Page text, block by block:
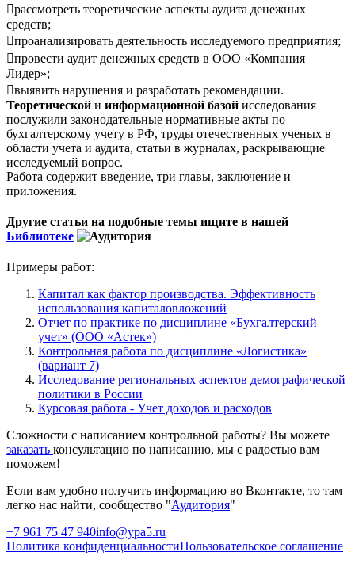
рассмотреть теоретические аспекты аудита денежных
средств;
проанализировать деятельность исследуемого предприятия;
провести аудит денежных средств в ООО «Компания
Лидер»;
выявить нарушения и разработать рекомендации.
Теоретической и информационной базой исследования
послужили законодательные нормативные акты по
бухгалтерскому учету в РФ, труды отечественных ученых в
области учета и аудита, статьи в журналах, раскрывающие
исследуемый вопрос.
Работа содержит введение, три главы, заключение и
приложения.
Другие статьи на подобные темы ищите в нашей
Библиотеке
Примеры работ:
Капитал как фактор производства. Эффективность
использования капиталовложений
Отчет по практике по дисциплине «Бухгалтерский
учет» (ООО «Астек»)
Контрольная работа по дисциплине «Логистика»
(вариант 7)
Исследование региональных аспектов демографической
политики в России
Курсовая работа - Учет доходов и расходов
Сложности с написанием контрольной работы? Вы можете
заказать консультацию по написанию, мы с радостью вам
поможем!
Если вам удобно получить информацию во Вконтакте, то там
легко нас найти, сообщество "Аудитория"
+7 961 75 47 940info@ypa5.ru
Политика конфиденциальностиПользовательское соглашение